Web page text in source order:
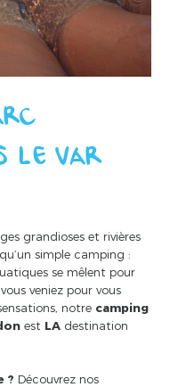
LE VAR
grandioses et rivières
simple camping :
se mêlent pour
vous veniez pour vous
notre camping
est LA destination
? Découvrez nos